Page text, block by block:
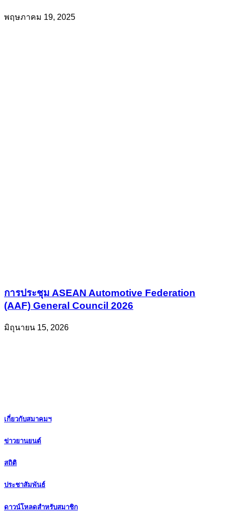
พฤษภาคม 19, 2025
การประชุม ASEAN Automotive Federation
(AAF) General Council 2026
มิถุนายน 15, 2026
เกี่ยวกับสมาคมฯ
ข่าวยานยนต์
สถิติ
ประชาสัมพันธ์
ดาวน์โหลดสำหรับสมาชิก